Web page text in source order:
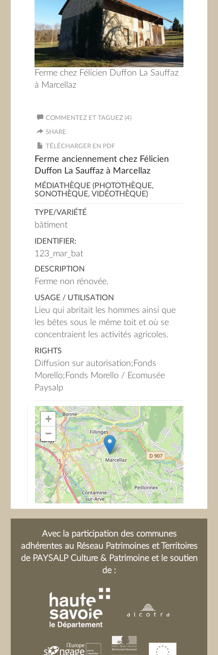
Ferme chez Félicien Duffon La Sauffaz
à Marcellaz
COMMENTEZ ET TAGUEZ (4)
SHARE
TÉLÉCHARGER EN PDF
Ferme anciennement chez Félicien
Duffon La Sauffaz à Marcellaz
MÉDIATHÈQUE (PHOTOTHÈQUE,
SONOTHÈQUE, VIDÉOTHÈQUE)
TYPE/VARIÉTÉ
bâtiment
IDENTIFIER:
123_mar_bat
DESCRIPTION
Ferme non rénovée.
USAGE / UTILISATION
Lieu qui abritait les hommes ainsi que
les bêtes sous le même toit et où se
concentraient les activités agricoles.
RIGHTS
Diffusion sur autorisation;Fonds
Morello;Fonds Morello / Ecomusée
Paysalp
+
−
Avec la participation des communes
adhérentes au Réseau Patrimoines et Territoires
de PAYSALP Culture & Patrimoine et le soutien
de :